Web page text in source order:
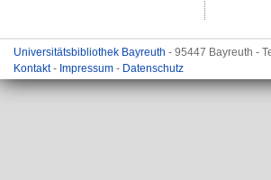
Universitätsbibliothek Bayreuth - 95447 Bayreuth -
Kontakt- Impressum - Datenschutz